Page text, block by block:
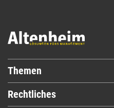
Themen
Rechtliches